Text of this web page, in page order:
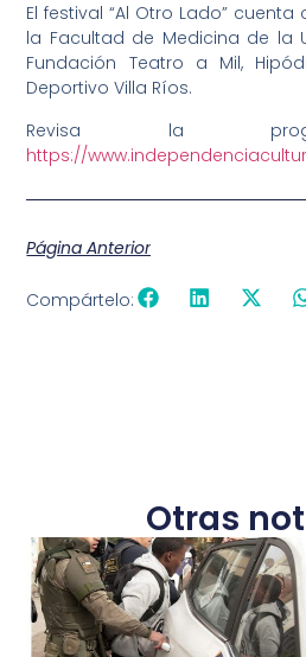
El festival “Al Otro Lado”
la Facultad de Medicina de la
Fundación Teatro a Mil,
Deportivo Villa Ríos.
Revisa la
https://
Página Anterior
Compártelo:
Otras